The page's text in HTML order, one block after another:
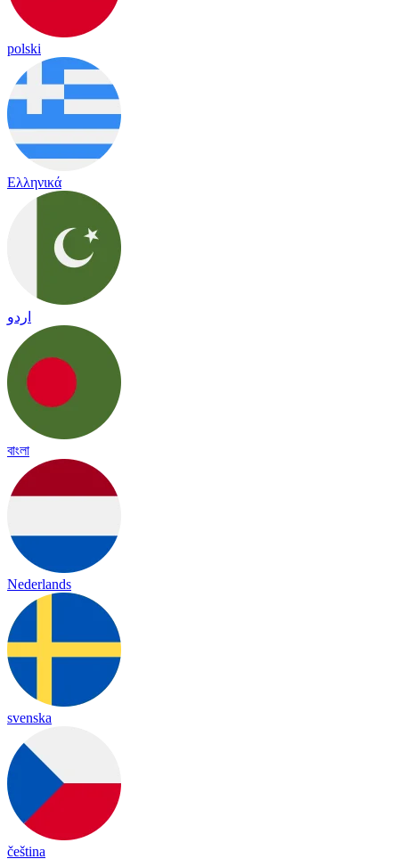
polski
Ελληνικά
اردو
বাংলা
Nederlands
svenska
čeština